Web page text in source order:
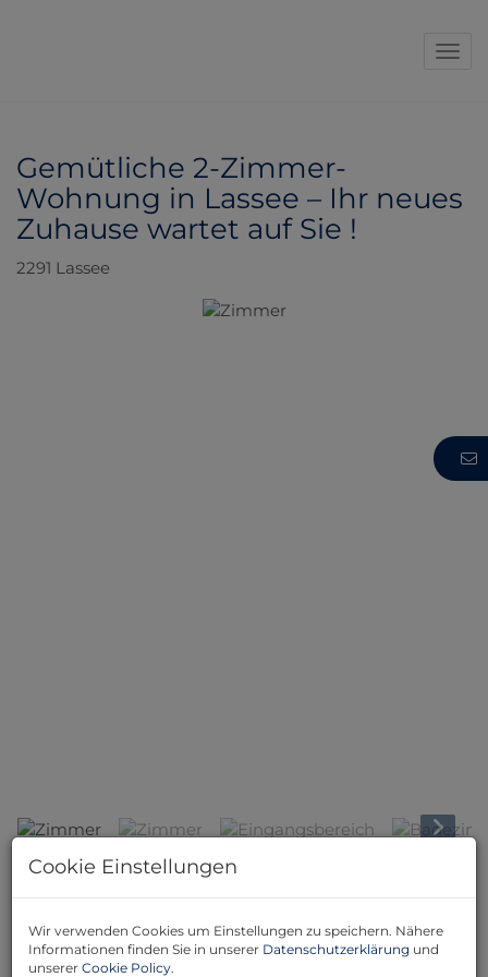
Gemütliche 2-Zimmer-
Wohnung in Lassee – Ihr neues
Zuhause wartet auf Sie !
2291 Lassee
Willkommen in Ihrem neuen Zuhause in der
charmanten Gemeinde Lassee, Niederösterreich! Diese
Cookie Einstellungen
Wir verwenden Cookies um Einstellungen zu speichern. Nähere
Informationen finden Sie in unserer Datenschutzerklärung und
unserer Cookie Policy.